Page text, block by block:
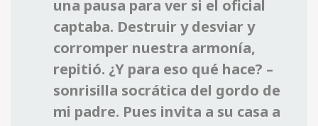
una pausa para ver si el oficial
captaba. Destruir y desviar y
corromper nuestra armonía,
repitió. ¿Y para eso qué hace? –
sonrisilla socrática del gordo de
mi padre. Pues invita a su casa a